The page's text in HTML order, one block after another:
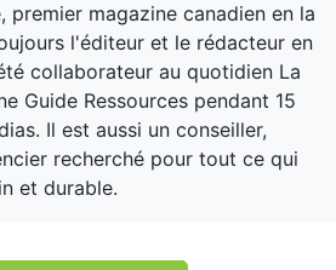
premier magazine canadien en la
l'éditeur et le rédacteur en
collaborateur au quotidien La
Guide Ressources pendant 15
Il est aussi un conseiller,
recherché pour tout ce qui
et durable.